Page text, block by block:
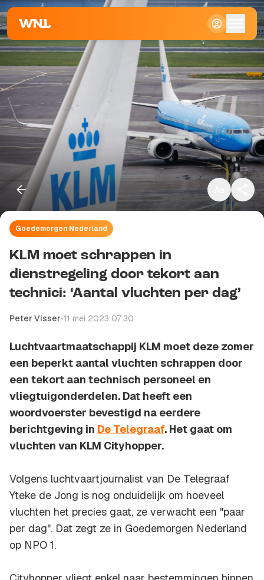
Klein
Standaard
Groot
Goedemorgen Nederland
KLM moet schrappen in
dienstregeling door tekort aan
technici: ‘Aantal vluchten per dag’
Peter Visser•11 mei 2023 07:30
Luchtvaartmaatschappij KLM moet deze zomer
een beperkt aantal vluchten schrappen door
een tekort aan technisch personeel en
vliegtuigonderdelen. Dat heeft een
woordvoerster bevestigd na eerdere
berichtgeving in De Telegraaf. Het gaat om
vluchten van KLM Cityhopper.
Volgens luchtvaartjournalist van De Telegraaf
Yteke de Jong is nog onduidelijk om hoeveel
vluchten het precies gaat, ze verwacht een "paar
per dag". Dat zegt ze in Goedemorgen Nederland
op NPO 1.